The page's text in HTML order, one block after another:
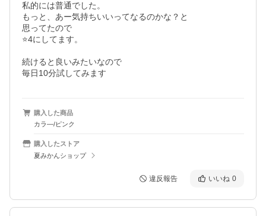
私的には普通でした。
もっと、あー気持ちいいってなるのかな？と
思ってたので
⭐️4にしてます。
続けると良いみたいなので
毎日10分試してみます
購入した商品
カラ―/ピンク
購入したストア
夏みかんショップ
違反報告 いいね 0